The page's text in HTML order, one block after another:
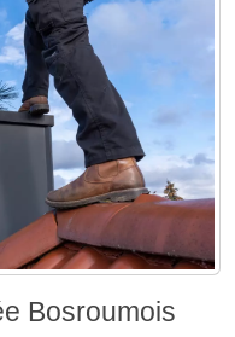
Bosroumois